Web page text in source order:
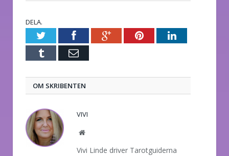
DELA.
TwitterFacebookGoogle+PinterestLinkedIn
Tumblr E-
OM SKRIBENTEN
VIVI
Website
Vivi Linde driver Tarotguiderna